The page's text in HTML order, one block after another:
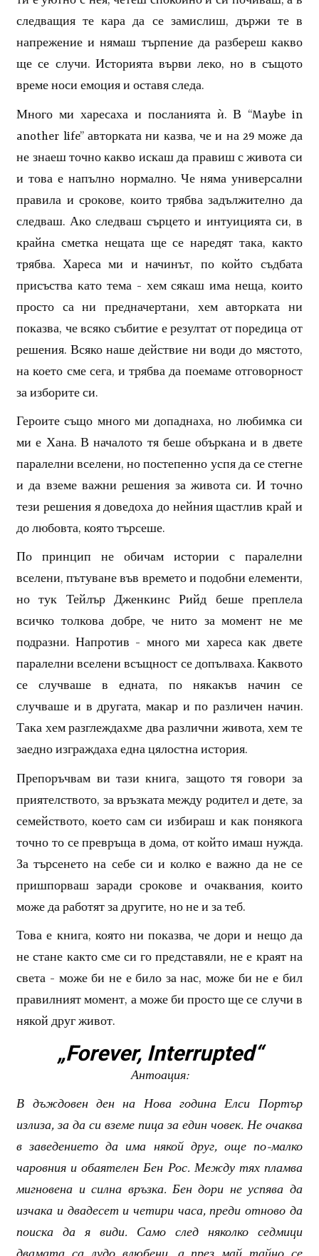
следващия те кара да се замислиш, държи те в
напрежение и нямаш търпение да разбереш какво
ще се случи. Историята върви леко, но в същото
време носи емоция и оставя следа.
Много ми харесаха и посланията ѝ. В “Maybe in
another life” авторката ни казва, че и на 29 може да
не знаеш точно какво искаш да правиш с живота си
и това е напълно нормално. Че няма универсални
правила и срокове, които трябва задължително да
следваш. Ако следваш сърцето и интуицията си, в
крайна сметка нещата ще се наредят така, както
трябва. Хареса ми и начинът, по който съдбата
присъства като тема - хем сякаш има неща, които
просто са ни предначертани, хем авторката ни
показва, че всяко събитие е резултат от поредица от
решения. Всяко наше действие ни води до мястото,
на което сме сега, и трябва да поемаме отговорност
за изборите си.
Героите също много ми допаднаха, но любимка си
ми е Хана. В началото тя беше объркана и в двете
паралелни вселени, но постепенно успя да се стегне
и да вземе важни решения за живота си. И точно
тези решения я доведоха до нейния щастлив край и
до любовта, която търсеше.
По принцип не обичам истории с паралелни
вселени, пътуване във времето и подобни елементи,
но тук Тейлър Дженкинс Рийд беше преплела
всичко толкова добре, че нито за момент не ме
подразни. Напротив - много ми хареса как двете
паралелни вселени всъщност се допълваха. Каквото
се случваше в едната, по някакъв начин се
случваше и в другата, макар и по различен начин.
Така хем разглеждахме два различни живота, хем те
заедно изграждаха една цялостна история.
Препоръчвам ви тази книга, защото тя говори за
приятелството, за връзката между родител и дете, за
семейството, което сам си избираш и как понякога
точно то се превръща в дома, от който имаш нужда.
За търсенето на себе си и колко е важно да не се
пришпорваш заради срокове и очаквания, които
може да работят за другите, но не и за теб.
Това е книга, която ни показва, че дори и нещо да
не стане както сме си го представяли, не е краят на
света - може би не е било за нас, може би не е бил
правилният момент, а може би просто ще се случи в
някой друг живот.
„Forever, Interrupted“
Антоация:
В дъждовен ден на Нова година Елси Портър
излиза, за да си вземе пица за един човек. Не очаква
в заведението да има някой друг, още по-малко
чаровния и обаятелен Бен Рос. Между тях пламва
мигновена и силна връзка. Бен дори не успява да
изчака и двадесет и четири часа, преди отново да
поиска да я види. Само след няколко седмици